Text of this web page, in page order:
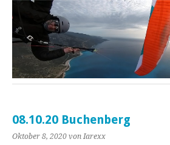
08.10.20 Buchenberg
Oktober 8, 2020 von Iarexx